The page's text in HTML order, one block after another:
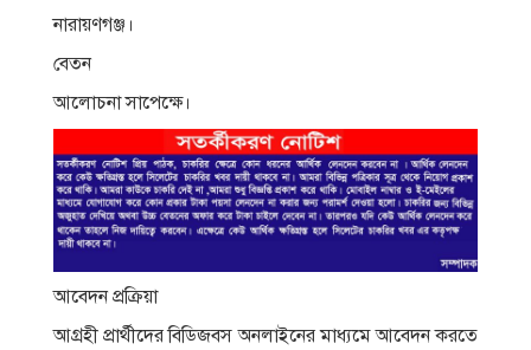
নারায়ণগঞ্জ।
বেতন
আলোচনা সাপেক্ষে।
আবেদন প্রক্রিয়া
আগ্রহী প্রার্থীদের বিডিজবস অনলাইনের মাধ্যমে আবেদন করতে